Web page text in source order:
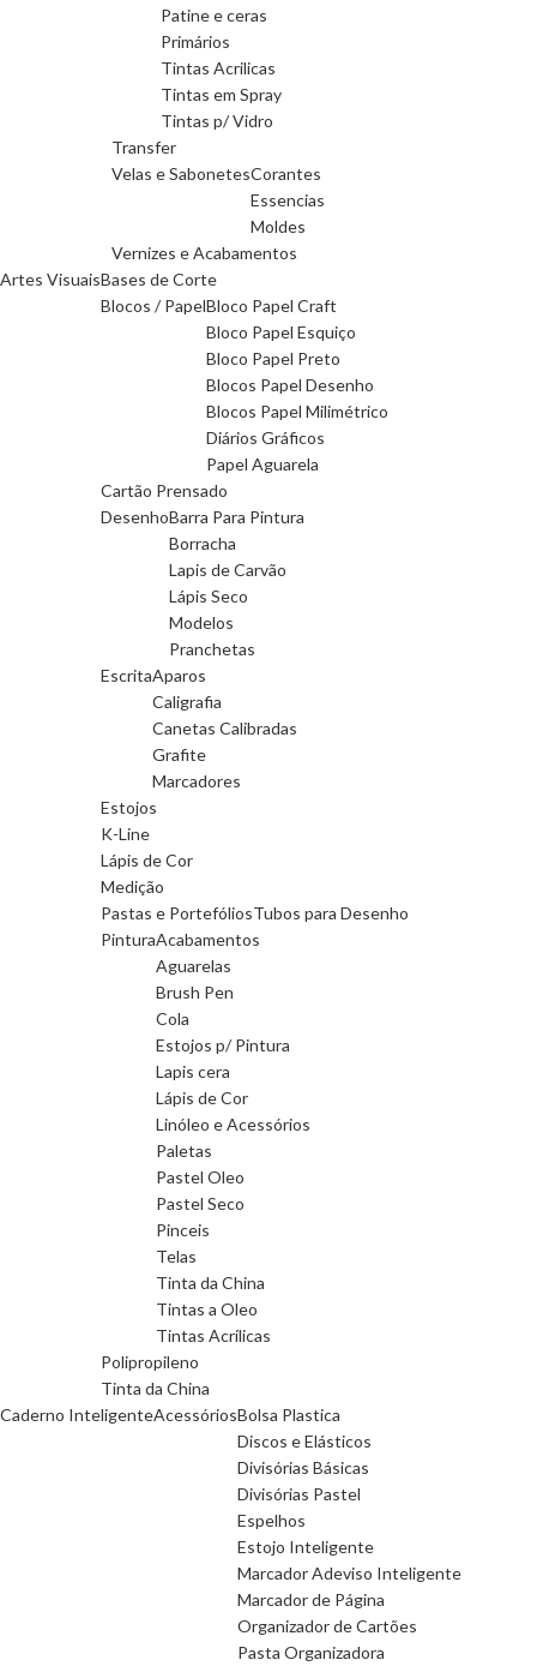
Patine e ceras
Primários
Tintas Acrilicas
Tintas em Spray
Tintas p/ Vidro
Transfer
Velas e SabonetesCorantes
Essencias
Moldes
Vernizes e Acabamentos
Artes VisuaisBases de Corte
Blocos / PapelBloco Papel Craft
Bloco Papel Esquiço
Bloco Papel Preto
Blocos Papel Desenho
Blocos Papel Milimétrico
Diários Gráficos
Papel Aguarela
Cartão Prensado
DesenhoBarra Para Pintura
Borracha
Lapis de Carvão
Lápis Seco
Modelos
Pranchetas
EscritaAparos
Caligrafia
Canetas Calibradas
Grafite
Marcadores
Estojos
K-Line
Lápis de Cor
Medição
Pastas e PortefóliosTubos para Desenho
PinturaAcabamentos
Aguarelas
Brush Pen
Cola
Estojos p/ Pintura
Lapis cera
Lápis de Cor
Linóleo e Acessórios
Paletas
Pastel Oleo
Pastel Seco
Pinceis
Telas
Tinta da China
Tintas a Oleo
Tintas Acrilicas
Polipropileno
Tinta da China
Caderno InteligenteAcessóriosBolsa Plastica
Discos e Elásticos
Divisórias Básicas
Divisórias Pastel
Espelhos
Estojo Inteligente
Marcador Adeviso Inteligente
Marcador de Página
Organizador de Cartões
Pasta Organizadora